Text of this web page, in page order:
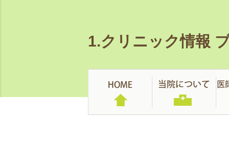
1.クリニック情報